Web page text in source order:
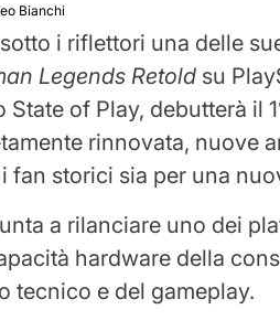
Bianchi
i riflettori una delle
Legends Retold su
State of Play, debutterà il
rinnovata, nuove
fan storici sia per una
a rilanciare uno dei
hardware della
tecnico e del gameplay.